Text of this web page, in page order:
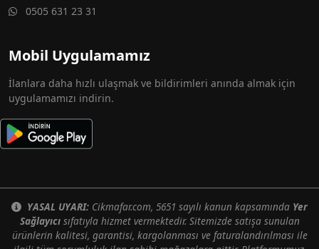
0505 631 23 31
Mobil Uygulamamız
İlanlara daha hızlı ulaşmak ve bildirimleri anında almak için
uygulamamızı indirin.
YASAL UYARI: Cikmafar.com, 5651 sayılı kanun kapsamında Yer
Sağlayıcısıfatıyla hizmet vermektedir. Sitemizde satışa sunulan
ürünlerin kalitesi, garantisi, kargolanması ve faturalandırılması ile